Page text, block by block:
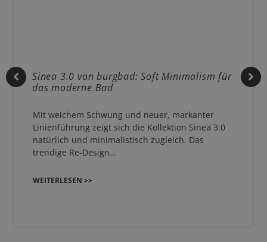
Sinea 3.0 von burgbad: Soft Minimalism für
das moderne Bad
Mit weichem Schwung und neuer, markanter
Linienführung zeigt sich die Kollektion Sinea 3.0
natürlich und minimalistisch zugleich. Das
trendige Re-Design…
WEITERLESEN >>